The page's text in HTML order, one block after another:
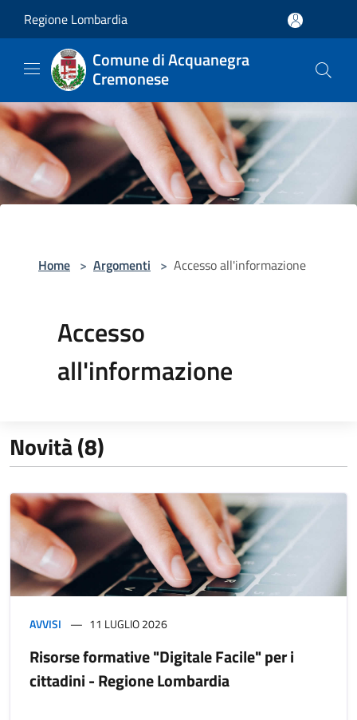
Regione Lombardia
Comune di Acquanegra
Cremonese
Home > Argomenti > Accesso all'informazione
Accesso
all'informazione
Novità (8)
AVVISI 11 LUGLIO 2026
Risorse formative "Digitale Facile" per i
cittadini - Regione Lombardia